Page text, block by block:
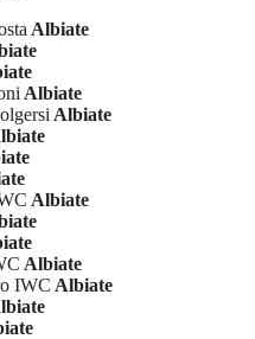
Albiate
Albiate
Albiate
Albiate
Albiate
IWC Albiate